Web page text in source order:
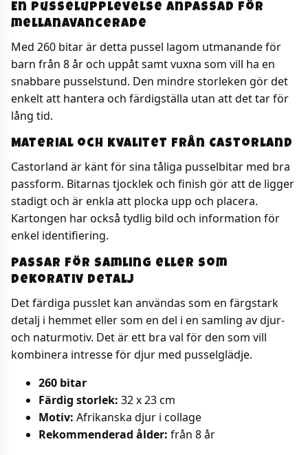
En pusselupplevelse anpassad för
mellanavancerade
Med 260 bitar är detta pussel lagom utmanande för
barn från 8 år och uppåt samt vuxna som vill ha en
snabbare pusselstund. Den mindre storleken gör det
enkelt att hantera och färdigställa utan att det tar för
lång tid.
Material och kvalitet från Castorland
Castorland är känt för sina tåliga pusselbitar med bra
passform. Bitarnas tjocklek och finish gör att de ligger
stadigt och är enkla att plocka upp och placera.
Kartongen har också tydlig bild och information för
enkel identifiering.
Passar för samling eller som
dekorativ detalj
Det färdiga pusslet kan användas som en färgstark
detalj i hemmet eller som en del i en samling av djur-
och naturmotiv. Det är ett bra val för den som vill
kombinera intresse för djur med pusselglädje.
260 bitar
Färdig storlek: 32 x 23 cm
Motiv: Afrikanska djur i collage
Rekommenderad ålder: från 8 år